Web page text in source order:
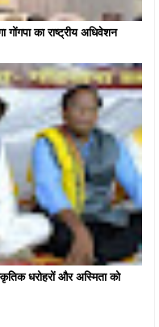
का राष्ट्रीय अधिवेशन
धरोहरों और अस्मिता को